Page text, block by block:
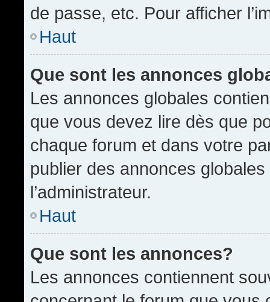
de passe, etc. Pour afficher
Haut
Que sont les annonces
Les annonces globales
que vous devez lire dès que
chaque forum et dans votre
publier des annonces
l’administrateur.
Haut
Que sont les annonces?
Les annonces contiennent